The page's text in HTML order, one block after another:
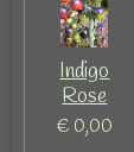
Indigo
Rose
€ 0,00